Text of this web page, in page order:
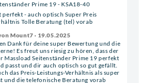
Prime 19 - KSA18-40
perfekt - auch optisch Super Preis
Tolle Beratung (tel) vorab
Mount7 · 19.05.2025
Dank für deine super Bewertung und die
Es freut uns riesig zu hören, dass der
Massload Seitenständer Prime 19 perfekt
passt und dir auch optisch so gut gefällt.
das Preis-Leistungs-Verhältnis als super
und die telefonische Beratung vorab